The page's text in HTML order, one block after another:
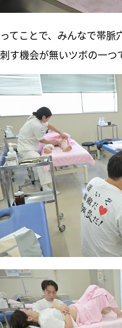
ってことで、みんなで帯脈
刺す機会が無いツボの一つ